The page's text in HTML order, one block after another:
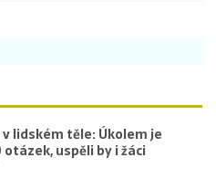
lidském těle: Úkolem je
uspěli by i žáci